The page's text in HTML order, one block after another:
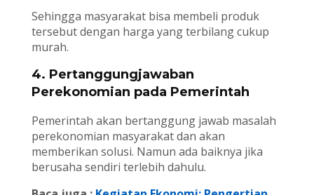
Sehingga masyarakat bisa membeli produk
tersebut dengan harga yang terbilang cukup
murah.
4. Pertanggungjawaban
Perekonomian pada Pemerintah
Pemerintah akan bertanggung jawab masalah
perekonomian masyarakat dan akan
memberikan solusi. Namun ada baiknya jika
berusaha sendiri terlebih dahulu.